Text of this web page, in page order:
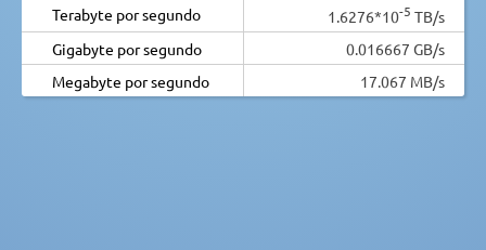
Terabyte por segundo
1.6276*10-5 TB/s
Gigabyte por segundo
0.016667 GB/s
Megabyte por segundo
17.067 MB/s